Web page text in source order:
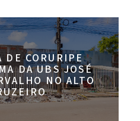
DE CORURIPE
DA UBS JOSÉ
NO ALTO